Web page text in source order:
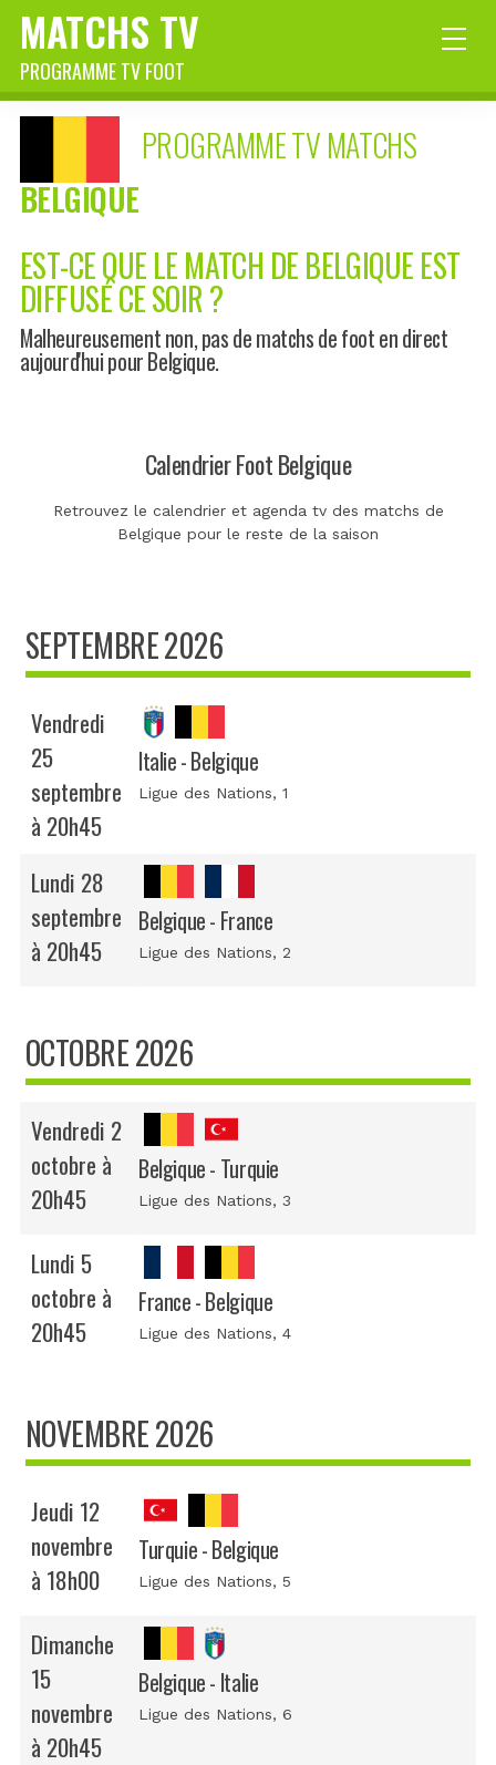
MATCHS TV
PROGRAMME TV FOOT
PROGRAMME TV MATCHS
BELGIQUE
EST-CE QUE LE MATCH DE BELGIQUE EST
DIFFUSÉ CE SOIR ?
Malheureusement non, pas de matchs de foot en direct
aujourd'hui pour Belgique.
Calendrier Foot Belgique
Retrouvez le calendrier et agenda tv des matchs de
Belgique pour le reste de la saison
SEPTEMBRE 2026
Vendredi
25
septembre
à 20h45
Italie - Belgique
Ligue des Nations, 1
Lundi 28
septembre
à 20h45
Belgique - France
Ligue des Nations, 2
OCTOBRE 2026
Vendredi 2
octobre à
20h45
Belgique - Turquie
Ligue des Nations, 3
Lundi 5
octobre à
20h45
France - Belgique
Ligue des Nations, 4
NOVEMBRE 2026
Jeudi 12
novembre
à 18h00
Turquie - Belgique
Ligue des Nations, 5
Dimanche
15
novembre
à 20h45
Belgique - Italie
Ligue des Nations, 6